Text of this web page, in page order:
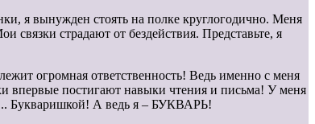
я вынужден стоять на полке круглогодично. Меня
связки страдают от бездействия. Представьте, я
огромная ответственность! Ведь именно с меня
впервые постигают навыки чтения и письма! У меня
Букваришкой! А ведь я – БУКВАРЬ!